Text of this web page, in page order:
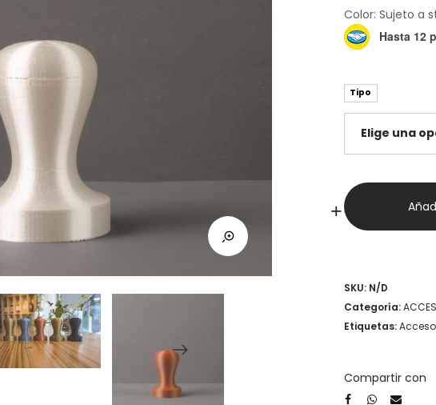
Color: Sujeto a
Hasta 12
Tipo
Tampers
3D
Espresso
cantidad
+
SKU: N/D
Categoría:
Etiquetas:
Compartir con